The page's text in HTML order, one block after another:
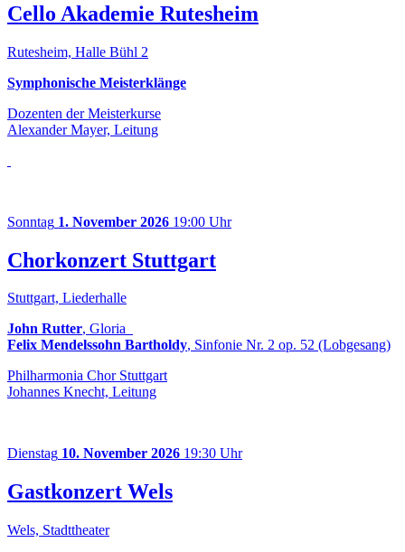
Cello Akademie Rutesheim
Rutesheim, Halle Bühl 2
Symphonische Meisterklänge
Dozenten der Meisterkurse
Alexander Mayer, Leitung
Sonntag 1. November 2026 19:00 Uhr
Chorkonzert Stuttgart
Stuttgart, Liederhalle
John Rutter, Gloria
Felix Mendelssohn Bartholdy, Sinfonie Nr. 2 op. 52 (Lobgesang)
Philharmonia Chor Stuttgart
Johannes Knecht, Leitung
Dienstag 10. November 2026 19:30 Uhr
Gastkonzert Wels
Wels, Stadttheater